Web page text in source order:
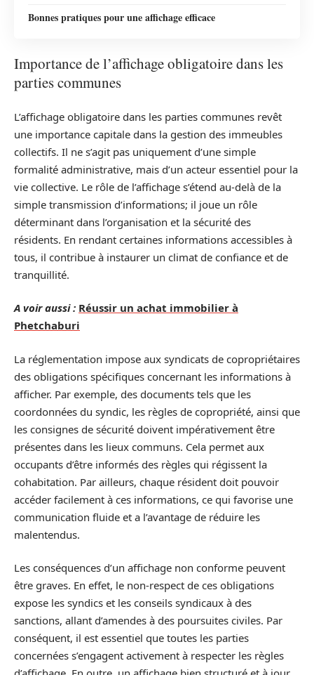
Bonnes pratiques pour une affichage efficace
Importance de l’affichage obligatoire dans les
parties communes
L’affichage obligatoire dans les parties communes revêt
une importance capitale dans la gestion des immeubles
collectifs. Il ne s’agit pas uniquement d’une simple
formalité administrative, mais d’un acteur essentiel pour la
vie collective. Le rôle de l’affichage s’étend au-delà de la
simple transmission d’informations; il joue un rôle
déterminant dans l’organisation et la sécurité des
résidents. En rendant certaines informations accessibles à
tous, il contribue à instaurer un climat de confiance et de
tranquillité.
A voir aussi : Réussir un achat immobilier à
Phetchaburi
La réglementation impose aux syndicats de copropriétaires
des obligations spécifiques concernant les informations à
afficher. Par exemple, des documents tels que les
coordonnées du syndic, les règles de copropriété, ainsi que
les consignes de sécurité doivent impérativement être
présentes dans les lieux communs. Cela permet aux
occupants d’être informés des règles qui régissent la
cohabitation. Par ailleurs, chaque résident doit pouvoir
accéder facilement à ces informations, ce qui favorise une
communication fluide et a l’avantage de réduire les
malentendus.
Les conséquences d’un affichage non conforme peuvent
être graves. En effet, le non-respect de ces obligations
expose les syndics et les conseils syndicaux à des
sanctions, allant d’amendes à des poursuites civiles. Par
conséquent, il est essentiel que toutes les parties
concernées s’engagent activement à respecter les règles